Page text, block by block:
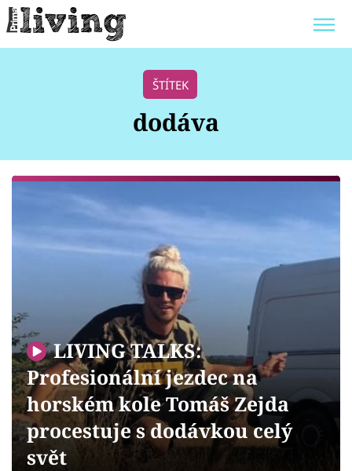
POKOJOVÉ KVĚTINY
ZAHRADA
Témata
Bydlení
Design
Sledujte prima+
Přihlášení
Sledujte nás
ŠTÍTEK
dodáva
LIVING TALKS:
Profesionální jezdec na
horském kole Tomáš Zejda
procestuje s dodávkou celý
svět